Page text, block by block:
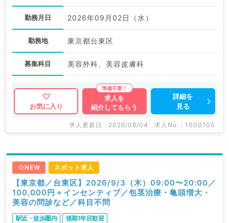
勤務月日 2026年09月02日（水）
勤務地 東京都台東区
募集科目 美容外科、美容皮膚科
お気に入り
求人を
紹介してもらう
詳細を
見る
求人更新日 : 2026/08/04 求人No. : 1000105
NEW スポット求人
【東京都／台東区】2026/9/3（木）09:00〜20:00／
100,000円＋インセンティブ／包茎治療・亀頭増大・
美容の問診など／科目不問
駅近・徒歩圏内 後期1年目歓迎